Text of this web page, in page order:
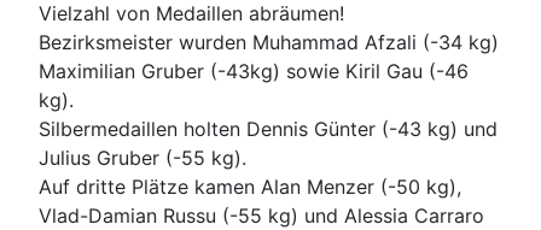
Vielzahl von Medaillen abräumen!
Bezirksmeister wurden Muhammad Afzali (-34 kg)
Maximilian Gruber (-43kg) sowie Kiril Gau (-46
kg).
Silbermedaillen holten Dennis Günter (-43 kg) und
Julius Gruber (-55 kg).
Auf dritte Plätze kamen Alan Menzer (-50 kg),
Vlad-Damian Russu (-55 kg) und Alessia Carraro